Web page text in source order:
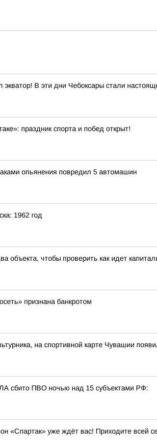
В эти дни Чебоксары стали
праздник спорта и побед открыт!
опьянения повредил 5 автомашин
1962 год
объекта, чтобы проверить как идет
признана банкротом
на спортивной карте Чувашии
сбито ПВО ночью над 15 субъектами РФ:
«Спартак» уже ждёт вас! Приходите всей